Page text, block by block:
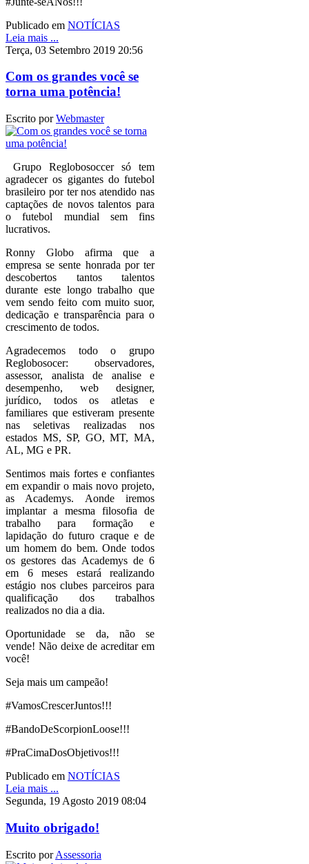
Publicado em NOTÍCIAS
Leia mais ...
Terça, 03 Setembro 2019 20:56
Com os grandes você se
torna uma potência!
Escrito porWebmaster
Grupo Reglobosoccer só tem
agradecer os gigantes do futebol
brasileiro por ter nos atendido nas
captações de novos talentos para
o futebol mundial sem fins
lucrativos.
Ronny Globo afirma que a
empresa se sente honrada por ter
descobertos tantos talentos
durante este longo trabalho que
vem sendo feito com muito suor,
dedicação e transparência para o
crescimento de todos.
Agradecemos todo o grupo
Reglobosocer: observadores,
assessor, analista de analise e
desempenho, web designer,
jurídico, todos os atletas e
familiares que estiveram presente
nas seletivas realizadas nos
estados MS, SP, GO, MT, MA,
AL, MG e PR.
Sentimos mais fortes e confiantes
em expandir o mais novo projeto,
as Academys. Aonde iremos
implantar a mesma filosofia de
trabalho para formação e
lapidação do futuro craque e de
um homem do bem. Onde todos
os gestores das Academys de 6
em 6 meses estará realizando
estágio nos clubes parceiros para
qualificação dos trabalhos
realizados no dia a dia.
Oportunidade se da, não se
vende! Não deixe de acreditar em
você!
Seja mais um campeão!
#VamosCrescerJuntos!!!
#BandoDeScorpionLoose!!!
#PraCimaDosObjetivos!!!
Publicado em NOTÍCIAS
Leia mais ...
Segunda, 19 Agosto 2019 08:04
Muito obrigado!
Escrito porAssessoria